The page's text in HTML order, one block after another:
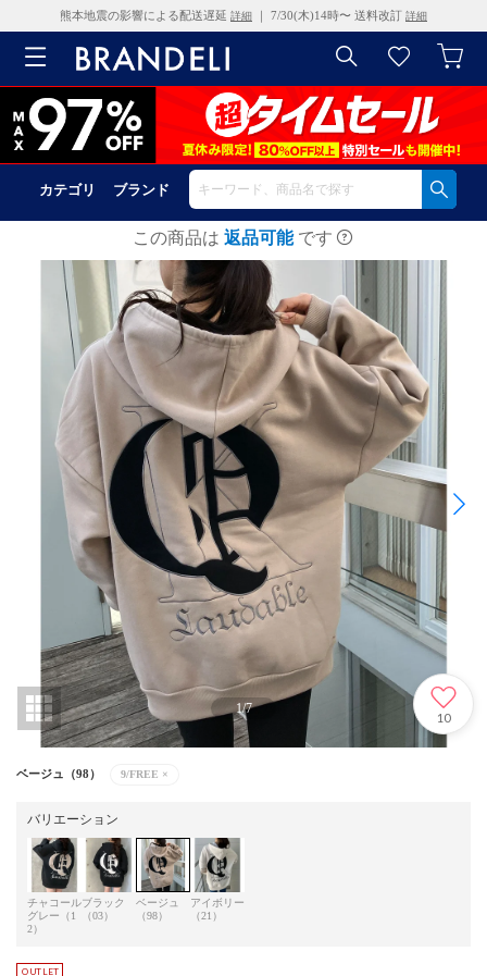
熊本地震の影響による配送遅延 詳細 ｜ 7/30(木)14時〜 送料改訂 詳細
カテゴリ ブランド
この商品は 返品可能 です
1/7
10
ベージュ（98） 9/FREE ×
バリエーション
チャコール
グレー（1
2）
ブラック
（03）
ベージュ
（98）
アイボリー
（21）